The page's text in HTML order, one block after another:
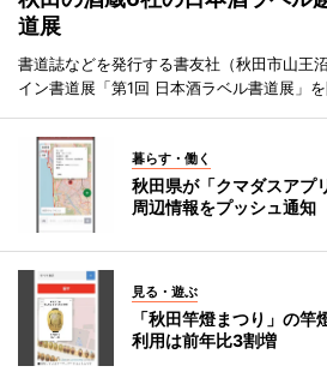
道展
書道誌などを発行する書友社（秋田市山王
イン書道展「第1回 日本酒ラベル書道展」を
暮らす・働く
秋田県が「クマダスア
周辺情報をプッシュ通知
見る・遊ぶ
「秋田竿燈まつり」の
利用は前年比3割増